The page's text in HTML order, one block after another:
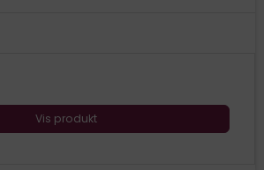
Vis produkt